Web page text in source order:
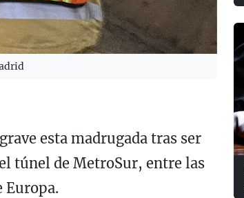
esta madrugada tras ser
túnel de MetroSur, entre las
Europa.